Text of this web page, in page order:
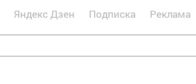
Яндекс Дзен Подписка Реклама